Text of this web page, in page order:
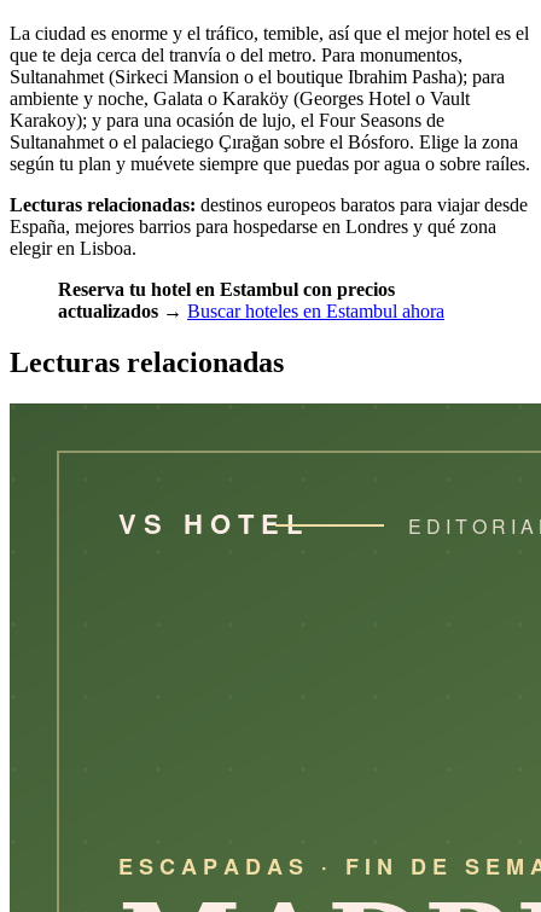
La ciudad es enorme y el tráfico, temible, así que el mejor hotel es el
que te deja cerca del tranvía o del metro. Para monumentos,
Sultanahmet (Sirkeci Mansion o el boutique Ibrahim Pasha); para
ambiente y noche, Galata o Karaköy (Georges Hotel o Vault
Karakoy); y para una ocasión de lujo, el Four Seasons de
Sultanahmet o el palaciego Çırağan sobre el Bósforo. Elige la zona
según tu plan y muévete siempre que puedas por agua o sobre raíles.
Lecturas relacionadas: destinos europeos baratos para viajar desde
España, mejores barrios para hospedarse en Londres y qué zona
elegir en Lisboa.
Reserva tu hotel en Estambul con precios
actualizados → Buscar hoteles en Estambul ahora
Lecturas relacionadas